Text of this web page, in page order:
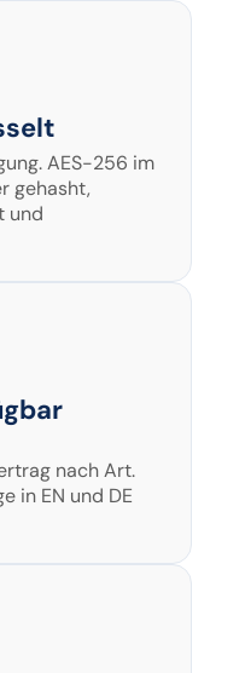
AES-256 im
gehasht,
und
nach Art.
in EN und DE